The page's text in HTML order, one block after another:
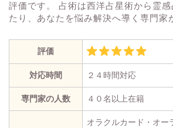
評価です。 占術は西洋占星術から霊
たり、あなたを悩み解決へ導く専門家
評価
対応時間 ２４時間対応
専門家の人数 ４０名以上在籍
オラクルカード・オー